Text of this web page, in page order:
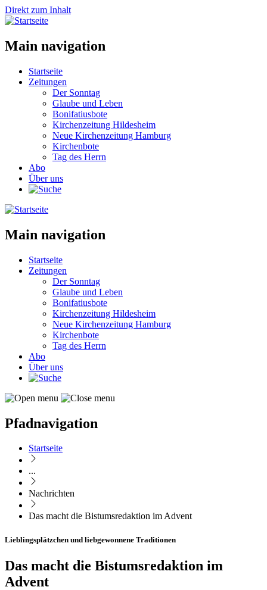
Direkt zum Inhalt
Main navigation
Startseite
Zeitungen
Der Sonntag
Glaube und Leben
Bonifatiusbote
Kirchenzeitung Hildesheim
Neue Kirchenzeitung Hamburg
Kirchenbote
Tag des Herrn
Abo
Über uns
Main navigation
Startseite
Zeitungen
Der Sonntag
Glaube und Leben
Bonifatiusbote
Kirchenzeitung Hildesheim
Neue Kirchenzeitung Hamburg
Kirchenbote
Tag des Herrn
Abo
Über uns
Pfadnavigation
Startseite
...
Nachrichten
Das macht die Bistumsredaktion im Advent
Lieblingsplätzchen und liebgewonnene Traditionen
Das macht die Bistumsredaktion im
Advent